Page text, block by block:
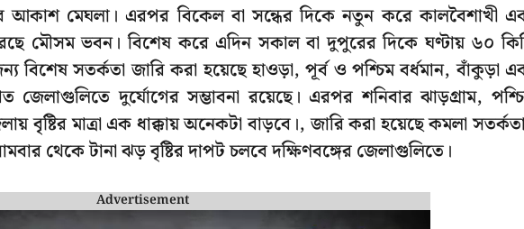
মেঘলা। এরপর বিকেল বা সন্ধের দিকে নতুন করে কালবৈশাখী
মৌসম ভবন। বিশেষ করে এদিন সকাল বা দুপুরের দিকে ঘণ্টায় ৬০
বিশেষ সতর্কতা জারি করা হয়েছে হাওড়া, পূর্ব ও পশ্চিম বর্ধমান, বাঁকুড়া
জেলাগুলিতে দুর্যোগের সম্ভাবনা রয়েছে। এরপর শনিবার ঝাড়গ্রাম,
বৃষ্টির মাত্রা এক ধাক্কায় অনেকটা বাড়বে।, জারি করা হয়েছে কমলা
থেকে টানা ঝড় বৃষ্টির দাপট চলবে দক্ষিণবঙ্গের জেলাগুলিতে।
Advertisement